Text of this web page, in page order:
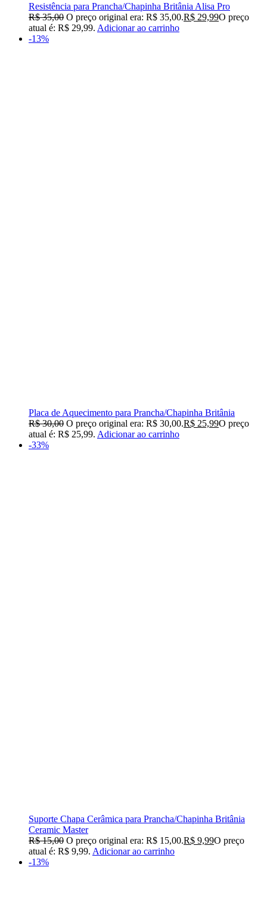
Resistência para Prancha/Chapinha Britânia Alisa Pro
R$35,00 O preço original era: R$ 35,00.R$ 29,99O preço
atual é: R$ 29,99. Adicionar ao carrinho
-13%
Placa de Aquecimento para Prancha/Chapinha Britânia
R$30,00 O preço original era: R$ 30,00.R$ 25,99O preço
atual é: R$ 25,99. Adicionar ao carrinho
-33%
Suporte Chapa Cerâmica para Prancha/Chapinha Britânia
Ceramic Master
R$15,00 O preço original era: R$ 15,00.R$ 9,99O preço
atual é: R$ 9,99. Adicionar ao carrinho
-13%